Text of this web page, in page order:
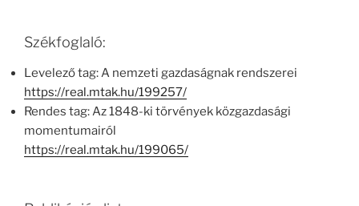
Székfoglaló:
Levelező tag: A nemzeti gazdaságnak rendszerei
https://real.mtak.hu/199257/
Rendes tag: Az 1848-ki törvények közgazdasági
momentumairól
https://real.mtak.hu/199065/